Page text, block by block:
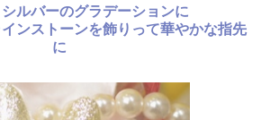
ルバーのグラデーションに
ンストーンを飾りって華やかな指先
に